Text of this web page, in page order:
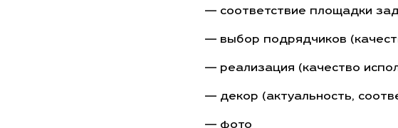
— соответствие площадки
— выбор подрядчиков
— реализация (качество
— декор (актуальность,
— фото